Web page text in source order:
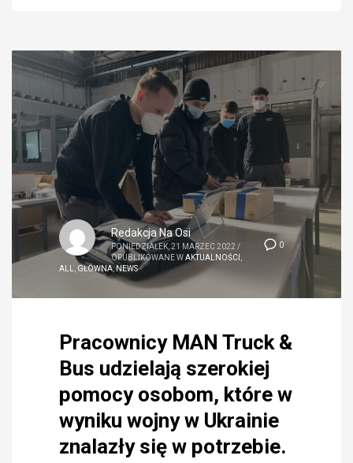
0
Redakcja Na Osi
PONIEDZIAŁEK, 21 MARZEC 2022 /
OPUBLIKOWANE WAKTUALNOŚCI
ALL
GŁÓWNA, NEWS
Pracownicy MAN Truck &
Bus udzielają szerokiej
pomocy osobom, które w
wyniku wojny w Ukrainie
znalazły się w potrzebie.